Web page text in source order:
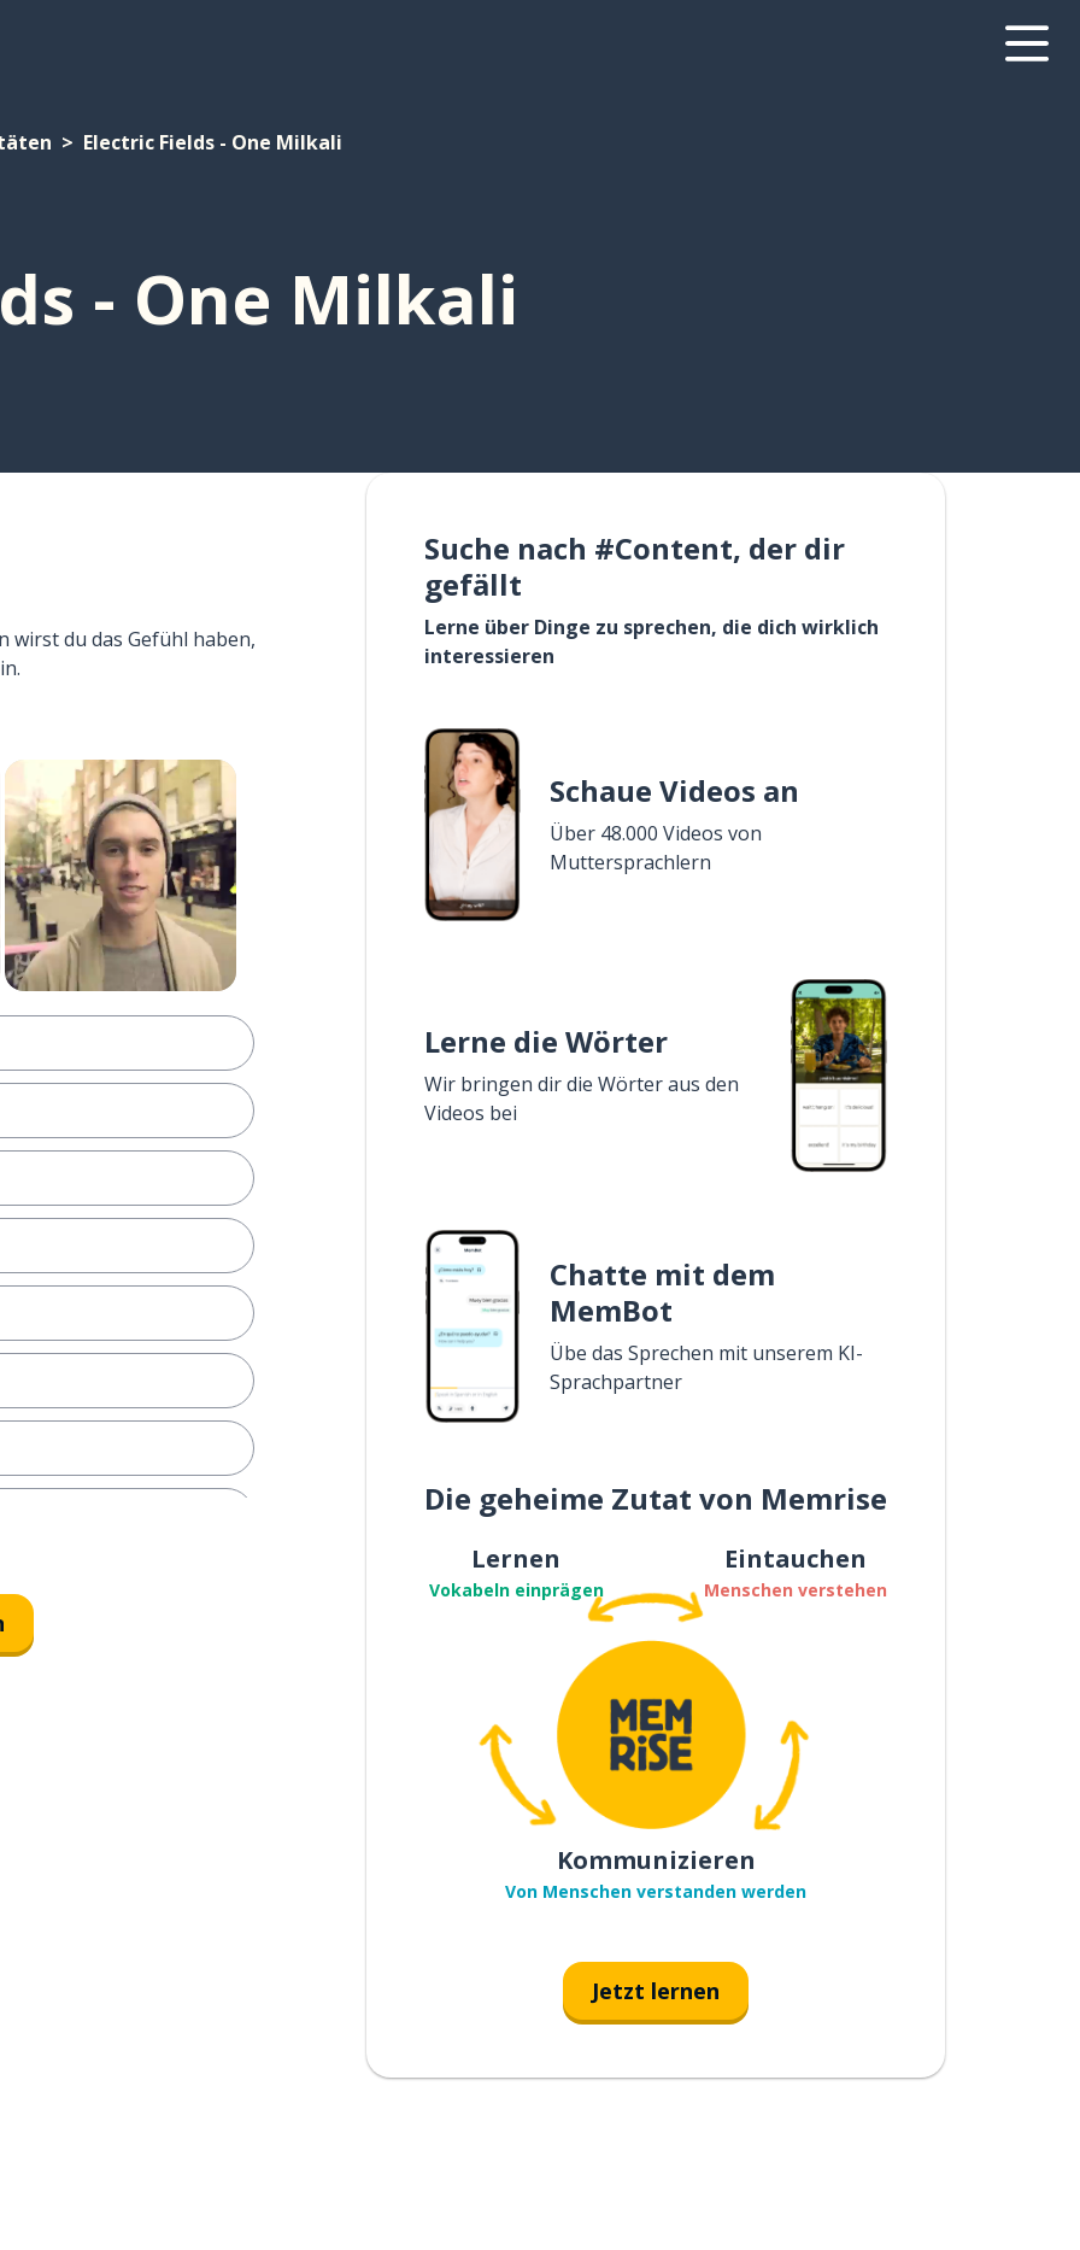
Electric Fields - One Milkali
- One Milkali
wirst du das Gefühl haben,
Suche nach #Content, der dir
gefällt
Lerne über Dinge zu sprechen, die dich wirklich
interessieren
Schaue Videos an
Über 48.000 Videos von
Muttersprachlern
Lerne die Wörter
Wir bringen dir die Wörter aus den
Videos bei
Chatte mit dem
MemBot
Übe das Sprechen mit unserem KI-
Sprachpartner
Die geheime Zutat von Memrise
Lernen
Vokabeln einprägen
Eintauchen
Menschen verstehen
Kommunizieren
Von Menschen verstanden werden
Jetzt lernen